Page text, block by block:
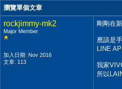
瀏覽單個文章
rockjimmy-mk2
Major Member
加入日期: Nov 2016
文章: 113
剛剛在
應該是
LINE
我家
所以